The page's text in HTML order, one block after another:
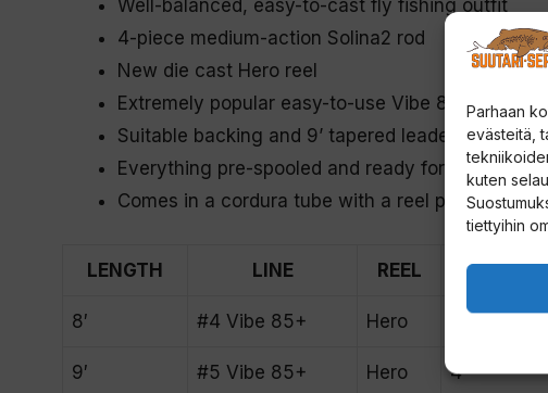
Parhaan
evästeitä,
kuten
tiettyihin
Well-balanced, easy-to-cast fly fishing outfit
4-piece medium-action Solina2 rod
New die cast Hero reel
Extremely popular easy-to-use Vibe 85 fly line
Suitable backing and 9’ tapered leader
Everything pre-spooled and ready for action
Comes in a cordura tube with a reel pouch
LENGTH LINE REEL PIECES
8′ #4 Vibe 85+ Hero
9′ #5 Vibe 85+ Hero 4